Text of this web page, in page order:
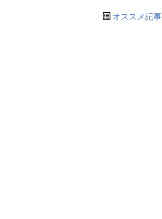
オススメ記事